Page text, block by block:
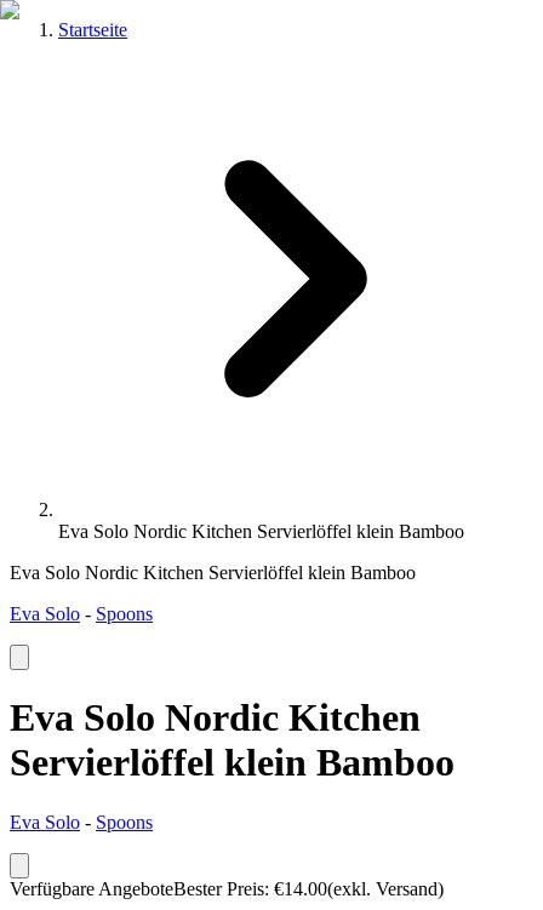
Startseite
Eva Solo Nordic Kitchen Servierlöffel klein Bamboo
Eva Solo Nordic Kitchen Servierlöffel klein Bamboo
Eva Solo - Spoons
Eva Solo Nordic Kitchen
Servierlöffel klein Bamboo
Eva Solo - Spoons
Verfügbare AngeboteBester Preis: €14.00(exkl. Versand)